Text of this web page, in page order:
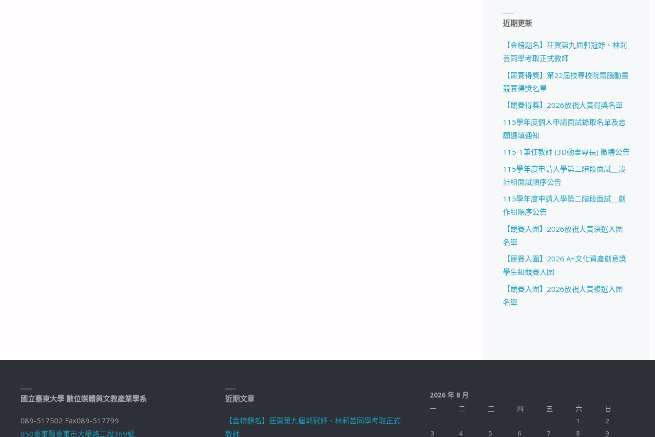
近期更新
【金榜題名】狂賀第九屆郭冠妤、林莉
芸同學考取正式教師
【競賽得獎】第22屆技專校院電腦動畫
競賽得獎名單
【競賽得獎】2026放視大賞得獎名單
115學年度個人申請面試錄取名單及志
願選填通知
115-1兼任教師 (3D動畫專長) 徵聘公告
115學年度申請入學第二階段面試＿設
計組面試順序公告
115學年度申請入學第二階段面試＿創
作組順序公告
【競賽入圍】2026放視大賞決選入圍
名單
【競賽入圍】2026 A+文化資產創意獎
學生組競賽入圍
【競賽入圍】2026放視大賞複選入圍
名單
國立臺東大學 數位媒體與文教產業學系
089-517502 Fax089-517799
950臺東縣臺東市大學路二段369號
近期文章
【金榜題名】狂賀第九屆郭冠妤、林莉芸同學考取正式
教師
2026 年 8 月
一
二 三 四 五 六
日
1
2
3
4 5 6 7 8 9